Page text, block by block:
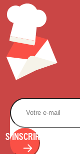
S'INSCRIRE